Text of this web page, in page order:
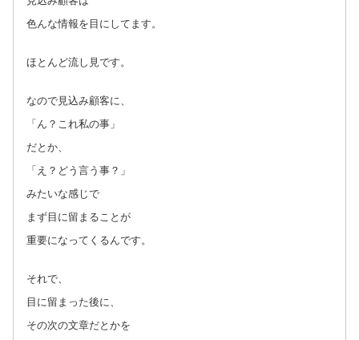
色んな情報を目にしてます。
ほとんど流し見です。
なので見込み顧客に、
「ん？これ私の事」
だとか、
「え？どう言う事？」
みたいな感じで
まず目に留まることが
重要になってくるんです。
それで、
目に留まった後に、
その次の文章だとかを